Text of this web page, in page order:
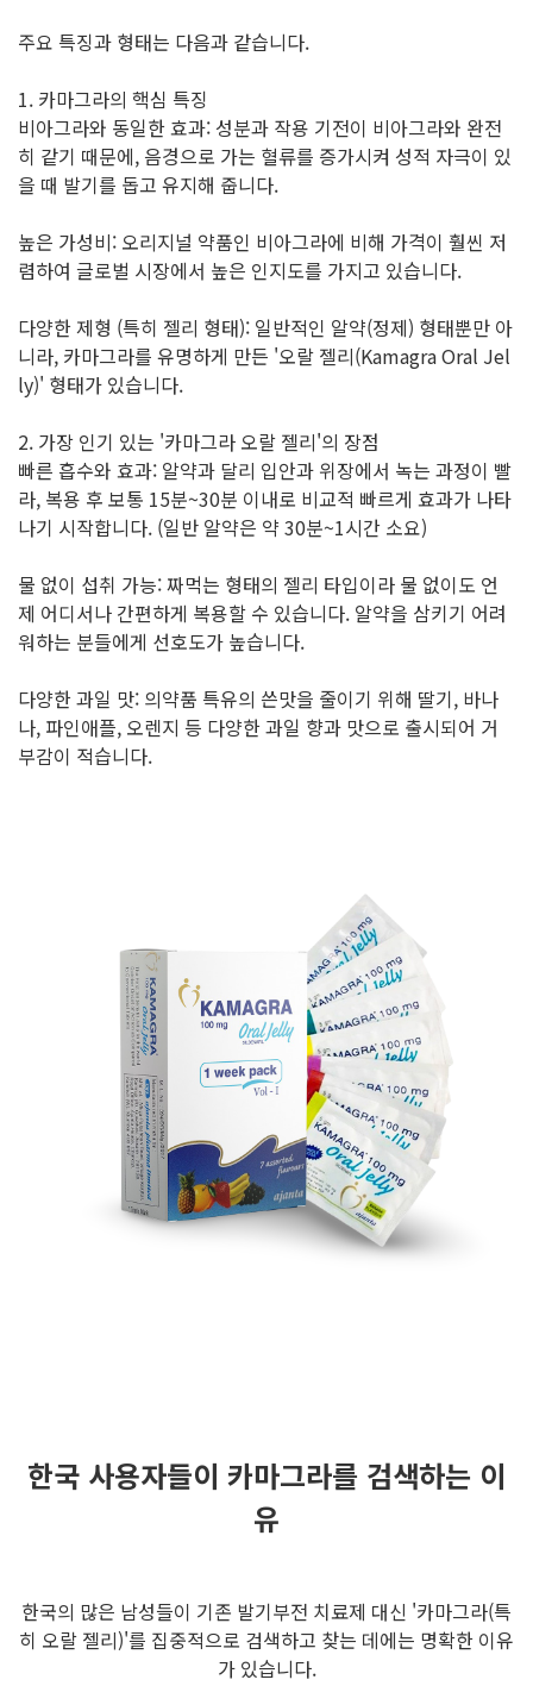
주요 특징과 형태는 다음과 같습니다.
1. 카마그라의 핵심 특징
비아그라와 동일한 효과: 성분과 작용 기전이 비아그라와 완전
히 같기 때문에, 음경으로 가는 혈류를 증가시켜 성적 자극이 있
을 때 발기를 돕고 유지해 줍니다.
높은 가성비: 오리지널 약품인 비아그라에 비해 가격이 훨씬 저
렴하여 글로벌 시장에서 높은 인지도를 가지고 있습니다.
다양한 제형 (특히 젤리 형태): 일반적인 알약(정제) 형태뿐만 아
니라, 카마그라를 유명하게 만든 '오랄 젤리(Kamagra Oral Jel
ly)' 형태가 있습니다.
2. 가장 인기 있는 '카마그라 오랄 젤리'의 장점
빠른 흡수와 효과: 알약과 달리 입안과 위장에서 녹는 과정이 빨
라, 복용 후 보통 15분~30분 이내로 비교적 빠르게 효과가 나타
나기 시작합니다. (일반 알약은 약 30분~1시간 소요)
물 없이 섭취 가능: 짜먹는 형태의 젤리 타입이라 물 없이도 언
제 어디서나 간편하게 복용할 수 있습니다. 알약을 삼키기 어려
워하는 분들에게 선호도가 높습니다.
다양한 과일 맛: 의약품 특유의 쓴맛을 줄이기 위해 딸기, 바나
나, 파인애플, 오렌지 등 다양한 과일 향과 맛으로 출시되어 거
부감이 적습니다.
한국 사용자들이 카마그라를 검색하는 이
유
한국의 많은 남성들이 기존 발기부전 치료제 대신 '카마그라(특
히 오랄 젤리)'를 집중적으로 검색하고 찾는 데에는 명확한 이유
가 있습니다.